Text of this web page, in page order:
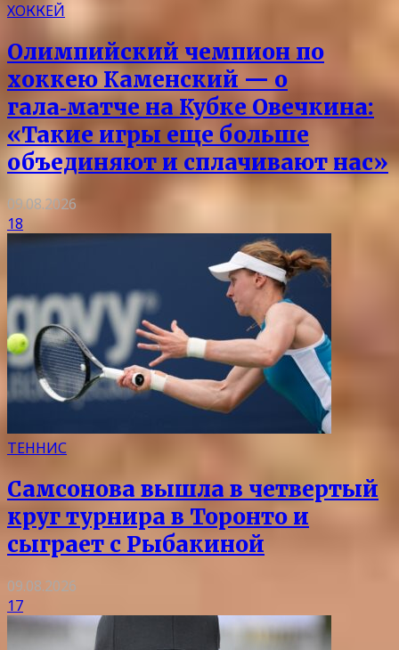
ХОККЕЙ
Олимпийский чемпион по
хоккею Каменский — о
гала‑матче на Кубке Овечкина:
«Такие игры еще больше
объединяют и сплачивают нас»
09.08.2026
18
ТЕННИС
Самсонова вышла в четвертый
круг турнира в Торонто и
сыграет с Рыбакиной
09.08.2026
17